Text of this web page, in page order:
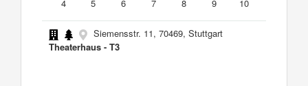
4
5 6 7 8 9 10
Siemensstr. 11, 70469, Stuttgart
Theaterhaus - T3